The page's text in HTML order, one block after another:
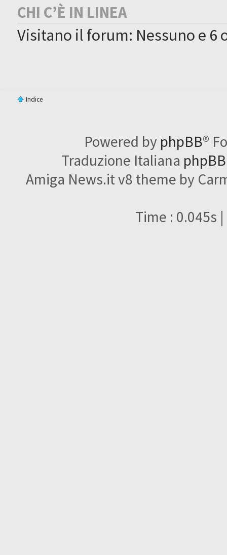
CHI C’È IN LINEA
Visitano il forum: Nessuno e 6
Indice
Powered by phpBB®
Traduzione Italiana
Amiga News.it v8 theme by
Time : 0.045s